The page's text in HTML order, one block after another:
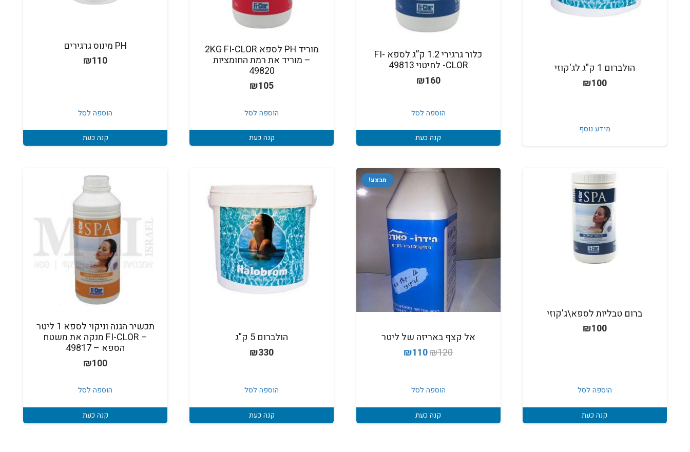
הולברום 1 ק"ג לג'קוזי
₪100
מידע נוסף
כלור גרגירי 1.2 ק”ג לספא FI-
CLOR- לחיטוי 49813
₪160
הוספה לסל
קנה כעת
מוריד PH לספא 2KG FI-CLOR
– מוריד את רמת החומציות
49820
₪105
הוספה לסל
קנה כעת
PH מינוס גרגירים
₪110
הוספה לסל
קנה כעת
ברום טבליות לספא\ג'קוזי
₪100
הוספה לסל
קנה כעת
מבצע!
אל קצף באריזה של ליטר
₪120
המחיר
₪120.
₪110
המחיר
הוספה לסל
קנה כעת
הולברום 5 ק"ג
₪330
הוספה לסל
קנה כעת
תכשיר הגנה וניקוי לספא 1 ליטר
– FI-CLOR מנקה את משטח
הספא – 49817
₪100
הוספה לסל
קנה כעת